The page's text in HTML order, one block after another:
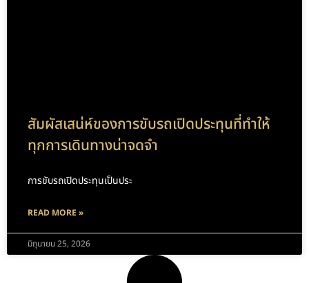
สัมผัสเสน่ห์ของการขับรถเปิดประทุนที่ทำให้
ทุกการเดินทางน่าจดจำ
การขับรถเปิดประทุนเป็นประ
READ MORE »
มิถุนายน 25, 2026